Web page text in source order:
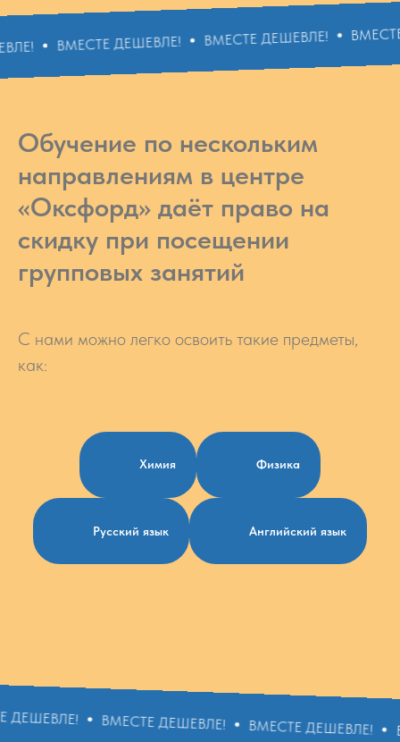
ДЕШЕВЛЕ! ВМЕСТЕ ДЕШЕВЛЕ! ВМЕСТЕ ДЕШЕВЛЕ!
Обучение по нескольким
направлениям в центре
«Оксфорд» даёт право на
скидку при посещении
групповых занятий
С нами можно легко освоить такие предметы,
как:
Химия Физика
Русский язык Английский язык
ВМЕСТЕ ДЕШЕВЛЕ! ВМЕСТЕ ДЕШЕВЛЕ! ВМЕСТЕ